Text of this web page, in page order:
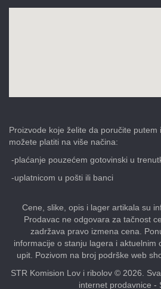
Proizvode koje želite da poručite putem
možete platiti na više načina:
-plaćanje pouzećem gotovinski u
-uplatnicom u pošti ili banci
Cene, slike, opis i lager artikala su
Prodavac ne odgovara za tačnost
zadržava pravo izmena cena.
informacije o stanju lagera i aktuelnim
upit. Pozivom na broj podrške web
STR Komision Lov i ribolov © 2026.
internet prodavnice -